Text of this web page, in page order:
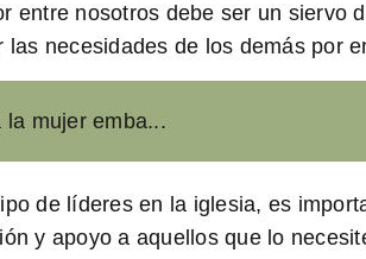
entre nosotros debe ser un siervo
necesidades de los demás por
mujer emba...
de líderes en la iglesia, es
y apoyo a aquellos que lo